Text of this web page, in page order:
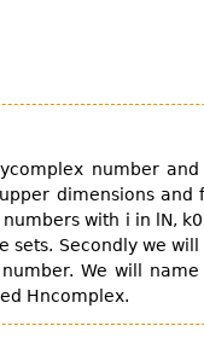
number
dimensions and
with i in lN,
sets. Secondly we
We will
Hncomplex.